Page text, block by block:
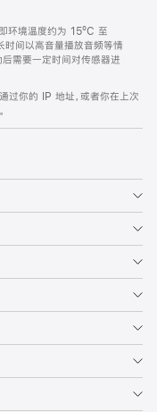
环境温度约为 15ºC 至
间以高音量播放音频等情
需要一定时间对传感器进
过你的 IP 地址，或者你在上次